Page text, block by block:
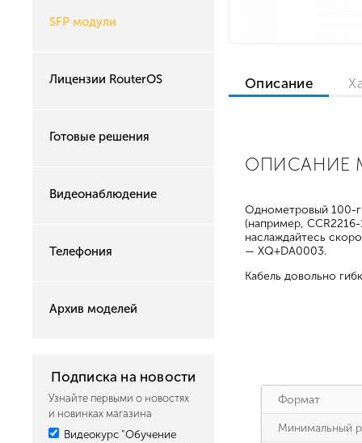
SFP модули
Лицензии RouterOS
Готовые решения
Видеонаблюдение
Телефония
Архив моделей
Подписка на новости
Узнайте первыми о новостях
и новинках магазина
Видеокурс "Обучение
Описание
ОПИСАНИЕ
Однометровый 100-
(например,
наслаждайтесь
— XQ+DA0003.
Кабель довольно
Формат
Минимальный